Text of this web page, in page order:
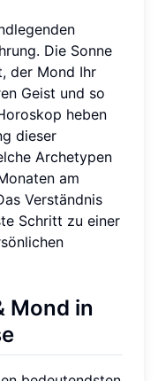
Die Sonne
der Mond Ihr
Geist und so
heben
dieser
Archetypen
am
Verständnis
Schritt zu einer
Mond in